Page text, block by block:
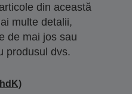
din această
multe detalii,
de mai jos sau
produsul dvs.